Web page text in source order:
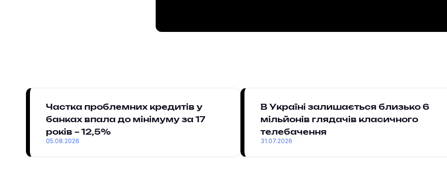
Частка проблемних кредитів у
банках впала до мінімуму за 17
років – 12,5%
05.08.2026
В Україні залишається близько 6
мільйонів глядачів класичного
телебачення
31.07.2026